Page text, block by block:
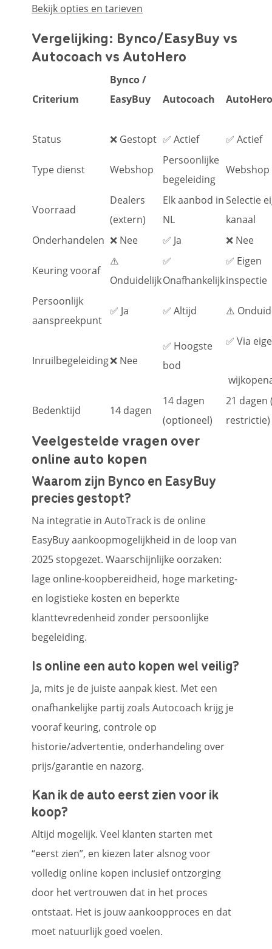
Bekijk opties en tarieven
Vergelijking: Bynco/EasyBuy vs
Autocoach vs AutoHero
Criterium
Bynco /
EasyBuy
Autocoach AutoHero
Status ❌ Gestopt ✅ Actief ✅ Actief
Type dienst Webshop
Persoonlijke
begeleiding
Webshop
Voorraad
Dealers
(extern)
Elk aanbod in
NL
Selectie
kanaal
Onderhandelen ❌ Nee ✅ Ja ❌ Nee
Keuring vooraf
⚠️
Onduidelijk
✅
Onafhankelijk
✅ Eigen
inspectie
Persoonlijk
aanspreekpunt
✅ Ja ✅ Altijd ⚠️
Inruilbegeleiding❌ Nee
✅ Hoogste
bod
✅ Via
Bedenktijd 14 dagen
14 dagen
(optioneel)
21 dagen
restrictie)
Veelgestelde vragen over
online auto kopen
Waarom zijn Bynco en EasyBuy
precies gestopt?
Na integratie in AutoTrack is de online
EasyBuy aankoopmogelijkheid in de loop van
2025 stopgezet. Waarschijnlijke oorzaken:
lage online-koopbereidheid, hoge marketing-
en logistieke kosten en beperkte
klanttevredenheid zonder persoonlijke
begeleiding.
Is online een auto kopen wel veilig?
Ja, mits je de juiste aanpak kiest. Met een
onafhankelijke partij zoals Autocoach krijg je
vooraf keuring, controle op
historie/advertentie, onderhandeling over
prijs/garantie en nazorg.
Kan ik de auto eerst zien voor ik
koop?
Altijd mogelijk. Veel klanten starten met
“eerst zien”, en kiezen later alsnog voor
volledig online kopen inclusief ontzorging
door het vertrouwen dat in het proces
ontstaat. Het is jouw aankoopproces en dat
moet natuurlijk goed voelen.